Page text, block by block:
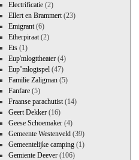
Electrificatie(2)
Ellert en Brammert(23)
Emigrant(6)
Etherpiraat(2)
Ets(1)
Eup'mlogttheater(4)
Eup’mlogtspel(47)
Familie Zaligman(5)
Fanfare(5)
Fraanse parachutist(14)
Geert Dekker(16)
Geese Schoemaker(4)
Gemeente Westenveld(39)
Gemeentelijke camping(1)
Gemiente Deever(106)